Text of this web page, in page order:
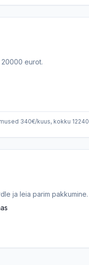
eurot.
340€/kuus, kokku
ja leia parim pakkumine.